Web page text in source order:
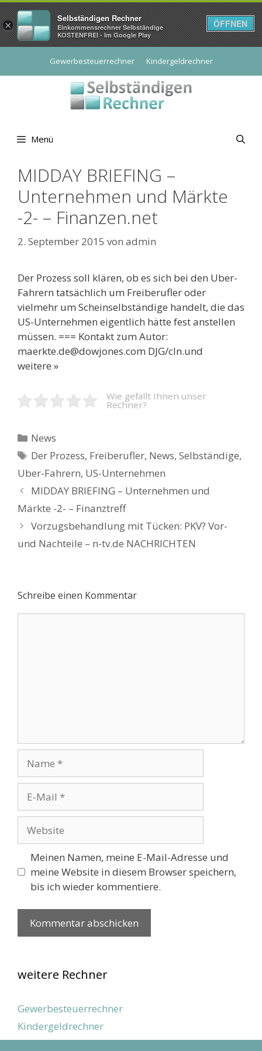
Gewerbesteuerrechner Kindergeldrechner
Menü
MIDDAY BRIEFING –
Unternehmen und Märkte
-2- – Finanzen.net
2. September 2015 von admin
Der Prozess soll klären, ob es sich bei den Uber-
Fahrern tatsächlich um Freiberufler oder
vielmehr um Scheinselbständige handelt, die das
US-Unternehmen eigentlich hätte fest anstellen
müssen. === Kontakt zum Autor:
maerkte.de@dowjones.com DJG/cln.und
weitere »
Wie gefällt Ihnen unser
Rechner?
Kategorien
News
Schlagwörter
Der Prozess, Freiberufler, News,Selbständige,
Uber-Fahrern, US-Unternehmen
Beitrags-
Navigation
MIDDAY BRIEFING – Unternehmen und
Märkte -2- – Finanztreff
Vorzugsbehandlung mit Tücken: PKV? Vor-
und Nachteile – n-tv.de NACHRICHTEN
Schreibe einen Kommentar
Mail
Meinen Namen, meine E-Mail-Adresse und
meine Website in diesem Browser speichern,
bis ich wieder kommentiere.
weitere Rechner
Gewerbesteuerrechner
Kindergeldrechner
×
Selbständigen Rechner
Einkommensrechner Selbständige
KOSTENFREI - Im Google Play
ÖFFNEN